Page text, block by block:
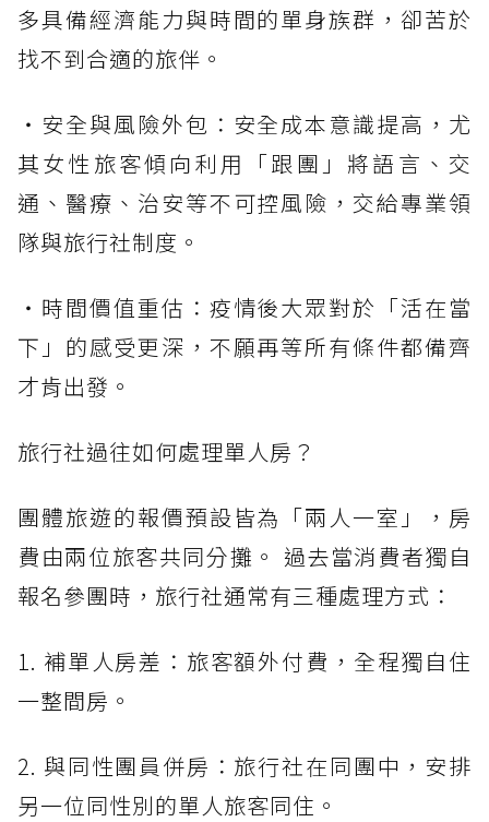
多具備經濟能力與時間的單身族群，卻苦於
找不到合適的旅伴。
・安全與風險外包：安全成本意識提高，尤
其女性旅客傾向利用「跟團」將語言、交
通、醫療、治安等不可控風險，交給專業領
隊與旅行社制度。
・時間價值重估：疫情後大眾對於「活在當
下」的感受更深，不願再等所有條件都備齊
才肯出發。
旅行社過往如何處理單人房？
團體旅遊的報價預設皆為「兩人一室」，房
費由兩位旅客共同分攤。 過去當消費者獨自
報名參團時，旅行社通常有三種處理方式：
1. 補單人房差：旅客額外付費，全程獨自住
一整間房。
2. 與同性團員併房：旅行社在同團中，安排
另一位同性別的單人旅客同住。